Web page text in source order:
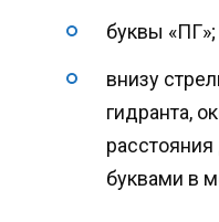
буквы «ПГ»;
внизу
гидранта,
буквами в